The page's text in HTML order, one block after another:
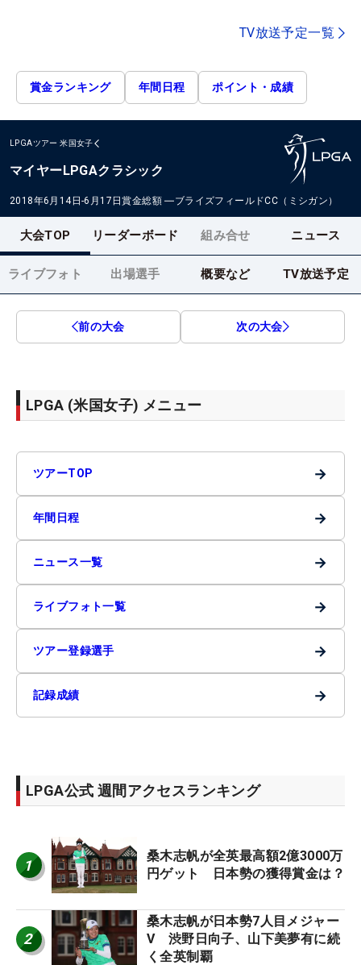
TV放送予定一覧
賞金ランキング 年間日程 ポイント・成績
LPGAツアー 米国女子
マイヤーLPGAクラシック
2018年6月14日-6月17日賞金総額 ―ブライズフィールドCC（ミシガン）
大会TOP リーダーボード 組み合せ ニュース
ライブフォト 出場選手 概要など TV放送予定
前の大会 次の大会
LPGA (米国女子) メニュー
ツアーTOP →
年間日程 →
ニュース一覧 →
ライブフォト一覧 →
ツアー登録選手 →
記録成績 →
LPGA公式 週間アクセスランキング
1
桑木志帆が全英最高額2億3000万
円ゲット 日本勢の獲得賞金は？
2
桑木志帆が日本勢7人目メジャー
V 渋野日向子、山下美夢有に続
く全英制覇